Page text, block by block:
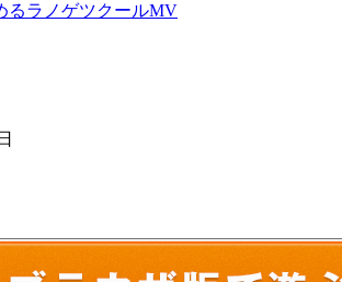
るラノゲツクールMV